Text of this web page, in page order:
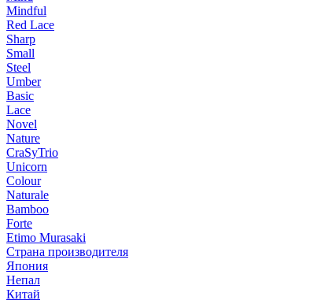
Mindful
Red Lace
Sharp
Small
Steel
Umber
Basic
Lace
Novel
Nature
CraSyTrio
Unicorn
Colour
Naturale
Bamboo
Forte
Etimo Murasaki
Страна производителя
Япония
Непал
Китай